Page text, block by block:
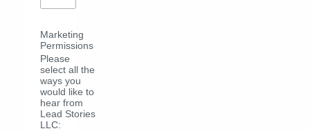
Marketing
Permissions
Please
select all the
ways you
would like to
hear from
Lead Stories
LLC: